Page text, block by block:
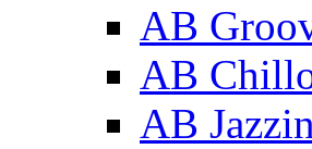
AB
AB
AB